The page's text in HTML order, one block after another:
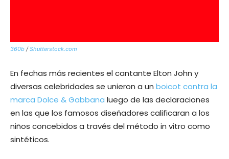
360b /Shutterstock.com
En fechas más recientes el cantante Elton John y
diversas celebridades se unieron a un boicot contra la
marca Dolce & Gabbana luego de las declaraciones
en las que los famosos diseñadores calificaran a los
niños concebidos a través del método in vitro como
sintéticos.